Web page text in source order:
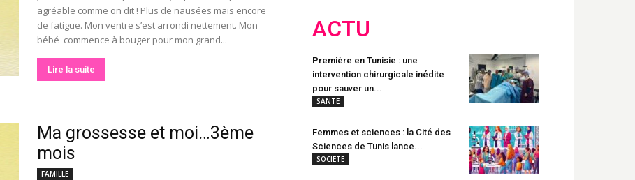
agréable comme on dit ! Plus de nausées mais encore
de fatigue. Mon ventre s’est arrondi nettement. Mon
bébé commence à bouger pour mon grand...
Lire la suite
Ma grossesse et moi…3ème
mois
FAMILLE
ACTU
Première en Tunisie : une
intervention chirurgicale inédite
pour sauver un...
SANTE
Femmes et sciences : la Cité des
Sciences de Tunis lance...
SOCIETE